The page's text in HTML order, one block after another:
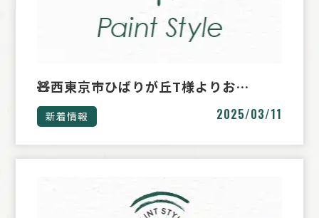
🧸西東京市ひばりが丘T様よりお…
新着情報 2025/03/11